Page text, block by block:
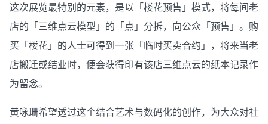
这次展览最特别的元素，是以「楼花预售」模式，将每间老
店的「三维点云模型」的「点」分拆，向公众「预售」。购
买「楼花」的人士可得到一张「临时买卖合约」，将来当老
店搬迁或结业时，便会获得印有该店三维点云的纸本记录作
为留念。
黄咏珊希望透过这个结合艺术与数码化的创作，为大众对社